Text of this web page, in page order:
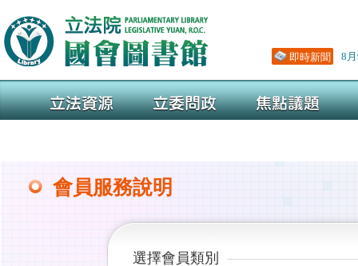
會員服務說明
選擇會員類別